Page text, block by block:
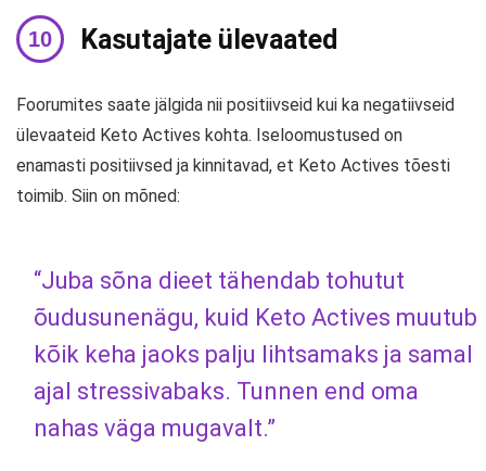
Kasutajate ülevaated
Foorumites saate jälgida nii positiivseid kui ka negatiivseid
ülevaateid Keto Actives kohta. Iseloomustused on
enamasti positiivsed ja kinnitavad, et Keto Actives tõesti
toimib. Siin on mõned:
“Juba sõna dieet tähendab tohutut
õudusunenägu, kuid Keto Actives muutub
kõik keha jaoks palju lihtsamaks ja samal
ajal stressivabaks. Tunnen end oma
nahas väga mugavalt.”